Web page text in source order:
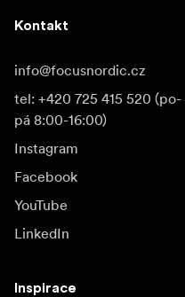
Kontakt
info@focusnordic.cz
tel: +420 725 415 520 (po-
pá 8:00-16:00)
Instagram
Facebook
YouTube
LinkedIn
Inspirace